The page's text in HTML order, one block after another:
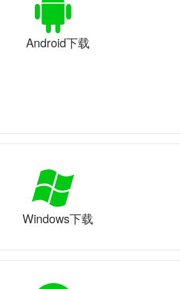
Android下载
Windows下载